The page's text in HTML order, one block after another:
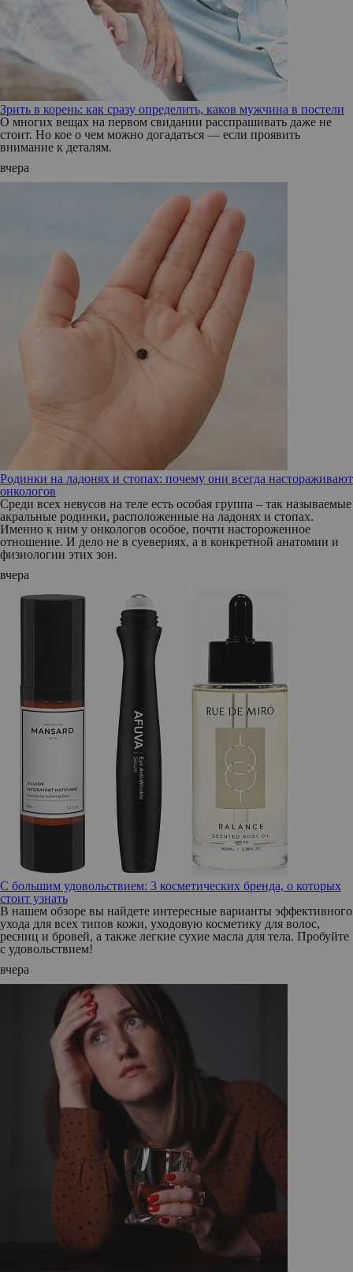
Зрить в корень: как сразу определить, каков мужчина в постели
О многих вещах на первом свидании расспрашивать даже не
стоит. Но кое о чем можно догадаться — если проявить
внимание к деталям.
вчера
Родинки на ладонях и стопах: почему они всегда настораживают
онкологов
Среди всех невусов на теле есть особая группа – так называемые
акральные родинки, расположенные на ладонях и стопах.
Именно к ним у онкологов особое, почти настороженное
отношение. И дело не в суевериях, а в конкретной анатомии и
физиологии этих зон.
вчера
С большим удовольствием: 3 косметических бренда, о которых
стоит узнать
В нашем обзоре вы найдете интересные варианты эффективного
ухода для всех типов кожи, уходовую косметику для волос,
ресниц и бровей, а также легкие сухие масла для тела. Пробуйте
с удовольствием!
вчера